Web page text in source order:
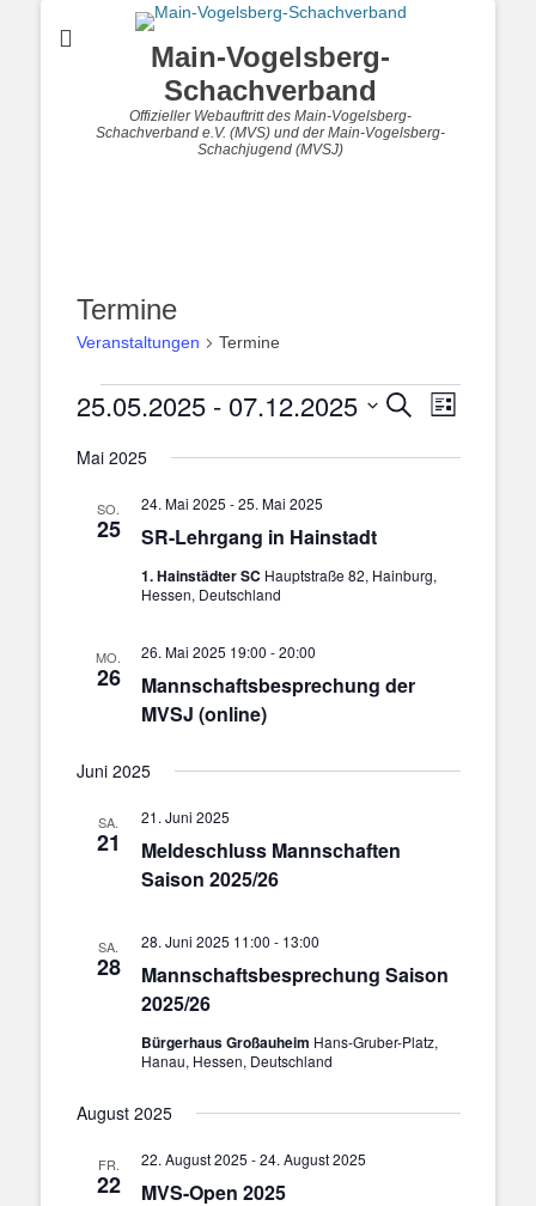
Main-Vogelsberg-
Schachverband
Offizieller Webauftritt des Main-Vogelsberg-
Schachverband e.V. (MVS) und der Main-Vogelsberg-
Schachjugend (MVSJ)
Termine
Veranstaltungen Termine
Veranstaltungen
und
Suche
Liste
25.05.2025 - 07.12.2025
wählen.
Mai 2025
SO.
25 SR-Lehrgang in Hainstadt
24. Mai 2025 -25. Mai 2025
1. Hainstädter SC Hauptstraße 82, Hainburg,
Hessen, Deutschland
MO.
26
Mannschaftsbesprechung der
MVSJ (online)
26. Mai 2025 19:00 -20:00
Juni 2025
SA.
21
Meldeschluss Mannschaften
Saison 2025/26
21. Juni 2025
SA.
28
Mannschaftsbesprechung Saison
2025/26
28. Juni 2025 11:00 - 13:00
Bürgerhaus Großauheim Hans-Gruber-Platz,
Hanau, Hessen, Deutschland
August 2025
FR.
22 MVS-Open 2025
22. August 2025 -24. August 2025